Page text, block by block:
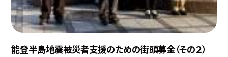
能登半島地震被災者支援のための街頭募金（その２）